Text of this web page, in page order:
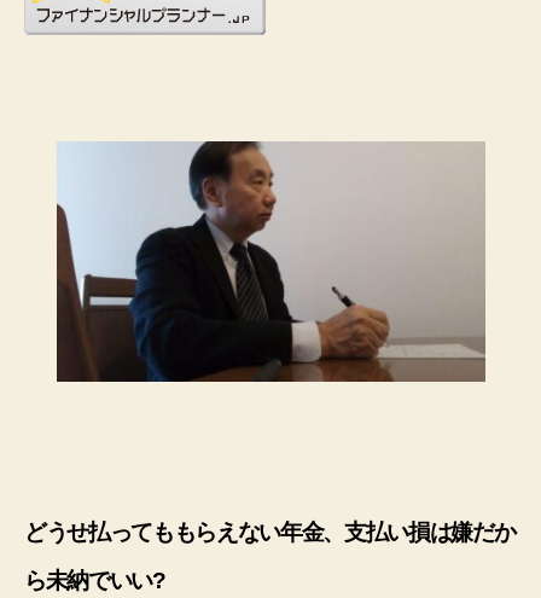
どうせ払ってももらえない年金、支払い損は嫌だか
ら未納でいい?